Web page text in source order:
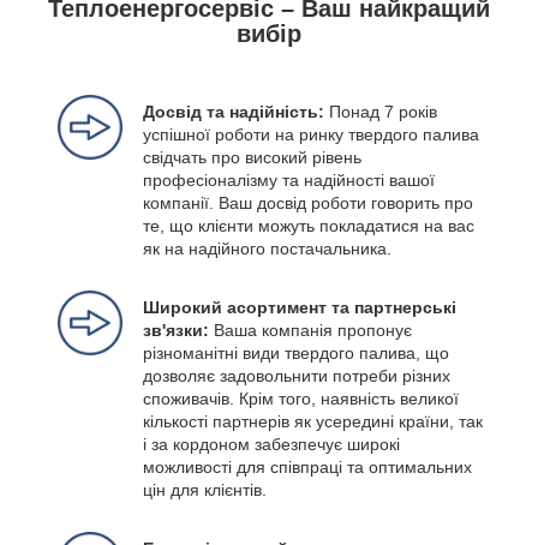
Теплоенергосервіс – Ваш найкращий
вибір
Досвід та надійність: Понад 7 років
успішної роботи на ринку твердого палива
свідчать про високий рівень
професіоналізму та надійності вашої
компанії. Ваш досвід роботи говорить про
те, що клієнти можуть покладатися на вас
як на надійного постачальника.
Широкий асортимент та партнерські
зв'язки: Ваша компанія пропонує
різноманітні види твердого палива, що
дозволяє задовольнити потреби різних
споживачів. Крім того, наявність великої
кількості партнерів як усередині країни, так
і за кордоном забезпечує широкі
можливості для співпраці та оптимальних
цін для клієнтів.